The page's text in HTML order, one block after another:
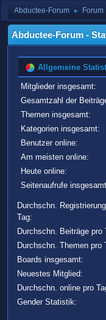
Abductee-Forum ► Forum
Abductee-Forum -
Allgemeine
Mitglieder insgesamt:
Gesamtzahl der
Themen insgesamt:
Kategorien insgesamt:
Benutzer online:
Am meisten online:
Heute online:
Seitenaufrufe
Durchschn.
Tag:
Durchschn. Beiträge pro
Durchschn. Themen pro
Boards insgesamt:
Neuestes Mitglied:
Durchschn. online pro
Gender Statistik: